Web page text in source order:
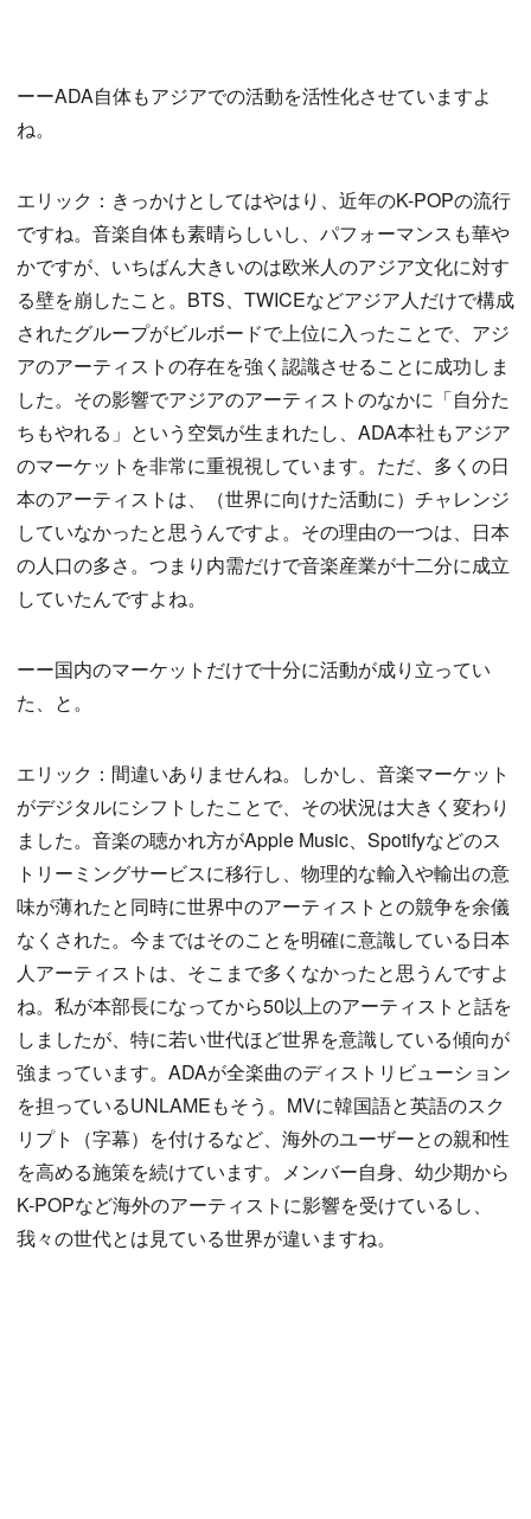
ーーADA自体もアジアでの活動を活性化させていますよ
ね。
エリック：きっかけとしてはやはり、近年のK-POPの流行
ですね。音楽自体も素晴らしいし、パフォーマンスも華や
かですが、いちばん大きいのは欧米人のアジア文化に対す
る壁を崩したこと。BTS、TWICEなどアジア人だけで構成
されたグループがビルボードで上位に入ったことで、アジ
アのアーティストの存在を強く認識させることに成功しま
した。その影響でアジアのアーティストのなかに「自分た
ちもやれる」という空気が生まれたし、ADA本社もアジア
のマーケットを非常に重視視しています。ただ、多くの日
本のアーティストは、（世界に向けた活動に）チャレンジ
していなかったと思うんですよ。その理由の一つは、日本
の人口の多さ。つまり内需だけで音楽産業が十二分に成立
していたんですよね。
ーー国内のマーケットだけで十分に活動が成り立ってい
た、と。
エリック：間違いありませんね。しかし、音楽マーケット
がデジタルにシフトしたことで、その状況は大きく変わり
ました。音楽の聴かれ方がApple Music、Spotifyなどのス
トリーミングサービスに移行し、物理的な輸入や輸出の意
味が薄れたと同時に世界中のアーティストとの競争を余儀
なくされた。今まではそのことを明確に意識している日本
人アーティストは、そこまで多くなかったと思うんですよ
ね。私が本部長になってから50以上のアーティストと話を
しましたが、特に若い世代ほど世界を意識している傾向が
強まっています。ADAが全楽曲のディストリビューション
を担っているUNLAMEもそう。MVに韓国語と英語のスク
リプト（字幕）を付けるなど、海外のユーザーとの親和性
を高める施策を続けています。メンバー自身、幼少期から
K-POPなど海外のアーティストに影響を受けているし、
我々の世代とは見ている世界が違いますね。